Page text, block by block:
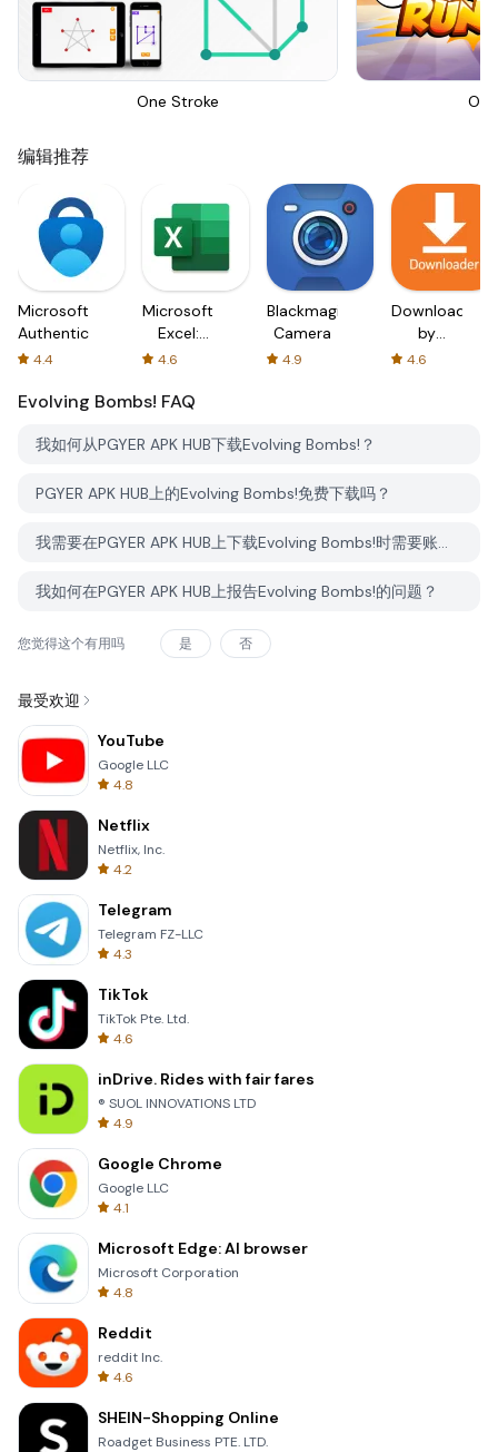
One Stroke Om
编辑推荐
Microsoft
Authenticator
4.4
Microsoft
Excel:
Spreadsheets
4.6
Blackmagic
Camera
4.9
Downloader
by
AFTVnews
4.6
Evolving Bombs! FAQ
我如何从PGYER APK HUB下载Evolving Bombs!？
PGYER APK HUB上的Evolving Bombs!免费下载吗？
我需要在PGYER APK HUB上下载Evolving Bombs!时需要账户吗？
我如何在PGYER APK HUB上报告Evolving Bombs!的问题？
您觉得这个有用吗 是 否
最受欢迎
YouTube
Google LLC
4.8
Netflix
Netflix, Inc.
4.2
Telegram
Telegram FZ-LLC
4.3
TikTok
TikTok Pte. Ltd.
4.6
inDrive. Rides with fair fares
® SUOL INNOVATIONS LTD
4.9
Google Chrome
Google LLC
4.1
Microsoft Edge: AI browser
Microsoft Corporation
4.8
Reddit
reddit Inc.
4.6
SHEIN-Shopping Online
Roadget Business PTE. LTD.